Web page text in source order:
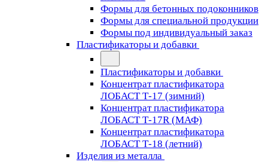
Формы для бетонных подоконников
Формы для специальной продукции
Формы под индивидуальный заказ
Пластификаторы и добавки
Пластификаторы и добавки
Концентрат пластификатора
ЛОБАСТ Т-17 (зимний)
Концентрат пластификатора
ЛОБАСТ Т-17R (МАФ)
Концентрат пластификатора
ЛОБАСТ Т-18 (летний)
Изделия из металла